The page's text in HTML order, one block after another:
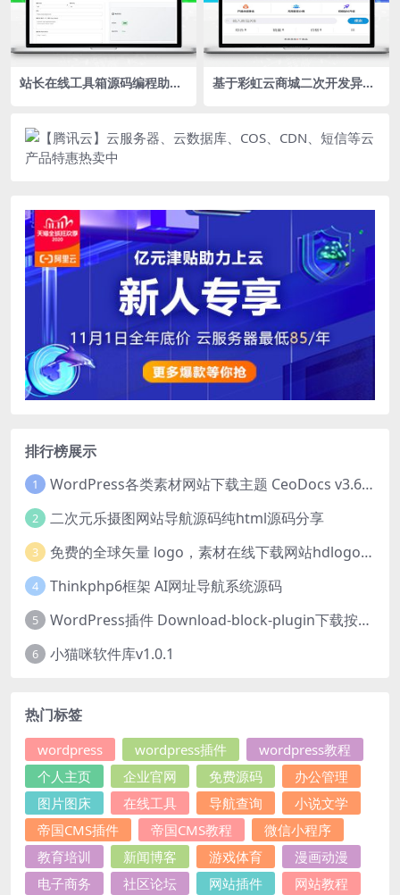
站长在线工具箱源码编程助手
基于彩虹云商城二次开发异世
排行榜展示
1 WordPress各类素材网站下载主题 CeoDocs v3.6 去授权版
2 二次元乐摄图网站导航源码纯html源码分享
3 免费的全球矢量 logo，素材在线下载网站hdlogo.com
4 Thinkphp6框架 AI网址导航系统源码
5 WordPress插件 Download-block-plugin下载按钮图标美化
6 小猫咪软件库v1.0.1
热门标签
wordpress wordpress插件
wordpress教程
个人主页
企业官网 免费源码
办公管理
图片图床
在线工具 导航查询
小说文学
帝国CMS插件
帝国CMS教程
微信小程序
教育培训
新闻博客 游戏体育
漫画动漫
电子商务
社区论坛 网站插件 网站教程